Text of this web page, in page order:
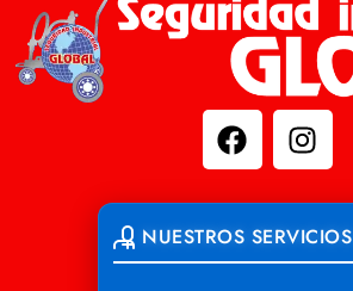
NUESTROS SERVICIOS